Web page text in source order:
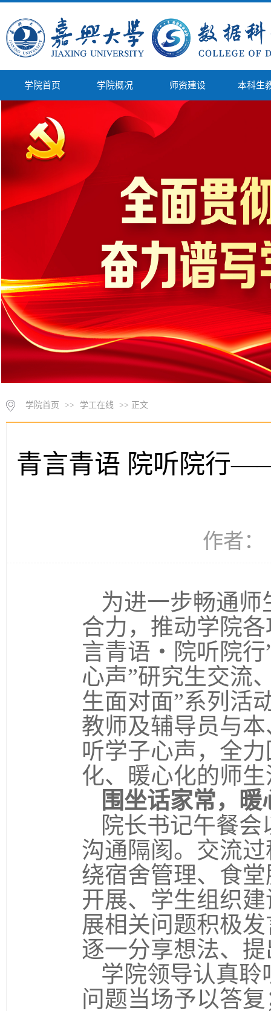
学院首页 学院概况 师资建设 本科生
学院首页 >> 学工在线 >> 正文
青言青语 院听院行
作者：
为进一步畅通
合力，推动学院
言青语・院听院
心声”研究生交流
生面对面”系列活
教师及辅导员与
听学子心声，全
化、暖心化的师
围坐话家常，
院长书记午餐
沟通隔阂。交流
绕宿舍管理、食
开展、学生组织
展相关问题积极
逐一分享想法、
学院领导认真
问题当场予以答